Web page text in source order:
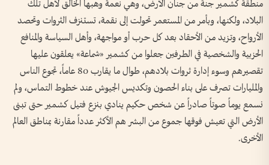
منطقة كشمير جنة من جنان الأرض، وهي نعمة وهبها الخالق لأهل تلك
البلاد، ولكنها، وبأمر من المستعمر تحولت إلى نقمة، تستنزف الثروات وتحصد
الأرواح، وتزيد من الأحقاد بعد كل حرب أو مواجهة، وأهل السياسة والمنافع
الحزبية والشخصية في الطرفين جعلوا من كشمير «شماعة» يعلقون عليها
تقصيرهم وسوء إدارة ثروات بلادهم، طوال ما يقارب 80 عاماً، تجوع الناس
والمليارات تصرف على بناء الحصون وتكديس الجيوش عند خطوط التماس، ولم
نسمع يوماً صوتاً صادراً عن شخص حكيم ينادي بنزع فتيل كشمير حتى تبنى
الأرض التي تعيش فوقها جموع من البشر هم الأكثر عدداً مقارنة بمناطق العالم
الأخرى.